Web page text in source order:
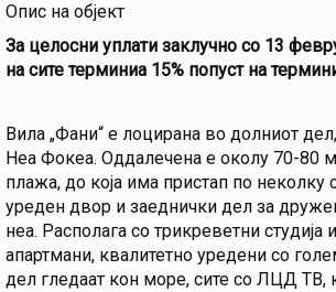
Опис на објект
За целосни уплати заклучно со 13
на сите терминиа 15% попуст на
Вила „Фани“ е лоцирана во долниот
Неа Фокеа. Оддалечена е околу 70-80
плажа, до која има пристап по неколку
уреден двор и заеднички дел за
неа. Располага со трикреветни студија
апартмани, квалитетно уредени со
дел гледаат кон море, сите со ЛЦД ТВ,